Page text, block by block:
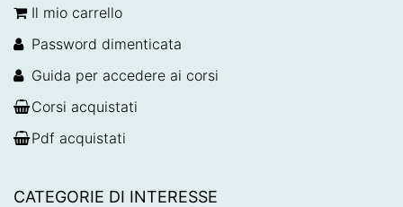
Il mio carrello
Password dimenticata
Guida per accedere ai corsi
Corsi acquistati
Pdf acquistati
CATEGORIE DI INTERESSE